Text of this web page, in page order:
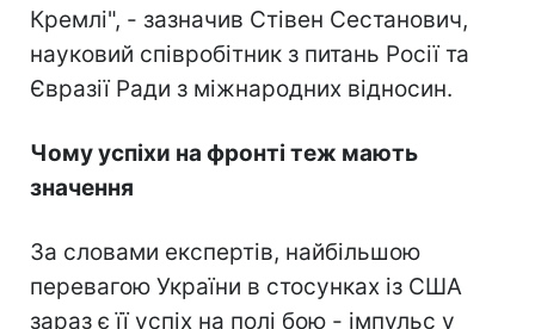
Кремлі", - зазначив Стівен Сестанович,
науковий співробітник з питань Росії та
Євразії Ради з міжнародних відносин.
Чому успіхи на фронті теж мають
значення
За словами експертів, найбільшою
перевагою України в стосунках із США
зараз є її успіх на полі бою - імпульс у